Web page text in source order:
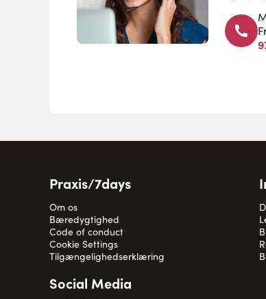
Praxis/7days
Om os
Bæredygtighed
Code of conduct
Cookie Settings
Tilgængelighedserklæring
Social Media